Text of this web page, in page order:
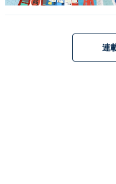
「SULBING（ソルビ
連